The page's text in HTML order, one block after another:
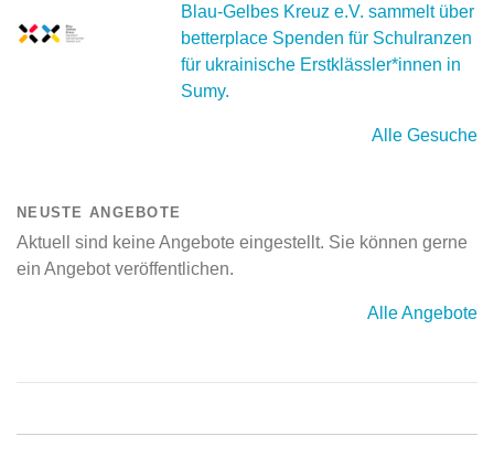
Blau-Gelbes Kreuz e.V. sammelt über
betterplace Spenden für Schulranzen
für ukrainische Erstklässler*innen in
Sumy.
Alle Gesuche
NEUSTE ANGEBOTE
Aktuell sind keine Angebote eingestellt. Sie können gerne
ein Angebot veröffentlichen.
Alle Angebote